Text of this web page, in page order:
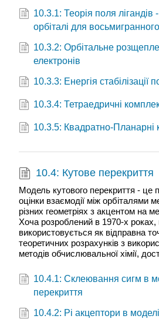
10.3.1: Теорія поля лігандів
орбіталі для
10.3.2: Орбітальне
електронів
10.3.3: Енергія стабілізації
10.3.4: Тетраедричні
10.3.5: Квадратно-Планарні
10.4: Кутове перекриття
Модель кутового перекриття - це
оцінки взаємодії між орбіталями
різних геометріях з акцентом на
Хоча розроблений в 1970-х роках,
використовується як відправна
теоретичних розрахунків з
методів обчислювальної хімії,
10.4.1: Склеювання сигм в
перекриття
10.4.2: Pi акцептори в